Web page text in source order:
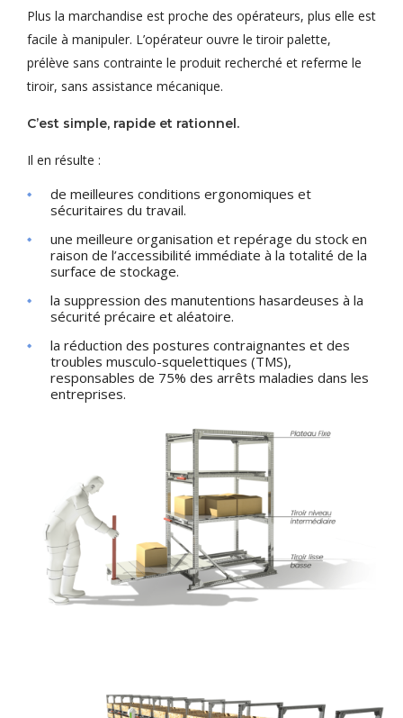
Plus la marchandise est proche des opérateurs, plus elle est
facile à manipuler. L’opérateur ouvre le tiroir palette,
prélève sans contrainte le produit recherché et referme le
tiroir, sans assistance mécanique.
C’est simple, rapide et rationnel.
Il en résulte :
de meilleures conditions ergonomiques et
sécuritaires du travail.
une meilleure organisation et repérage du stock en
raison de l’accessibilité immédiate à la totalité de la
surface de stockage.
la suppression des manutentions hasardeuses à la
sécurité précaire et aléatoire.
la réduction des postures contraignantes et des
troubles musculo-squelettiques (TMS),
responsables de 75% des arrêts maladies dans les
entreprises.